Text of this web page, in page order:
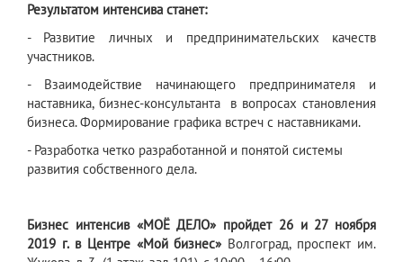
Результатом интенсива станет:
- Развитие личных и предпринимательских качеств
участников.
- Взаимодействие начинающего предпринимателя и
наставника, бизнес-консультанта в вопросах становления
бизнеса. Формирование графика встреч с наставниками.
- Разработка четко разработанной и понятой системы
развития собственного дела.
Бизнес интенсив «МОЁ ДЕЛО» пройдет 26 и 27 ноября
2019 г. в Центре «Мой бизнес» Волгоград, проспект им.